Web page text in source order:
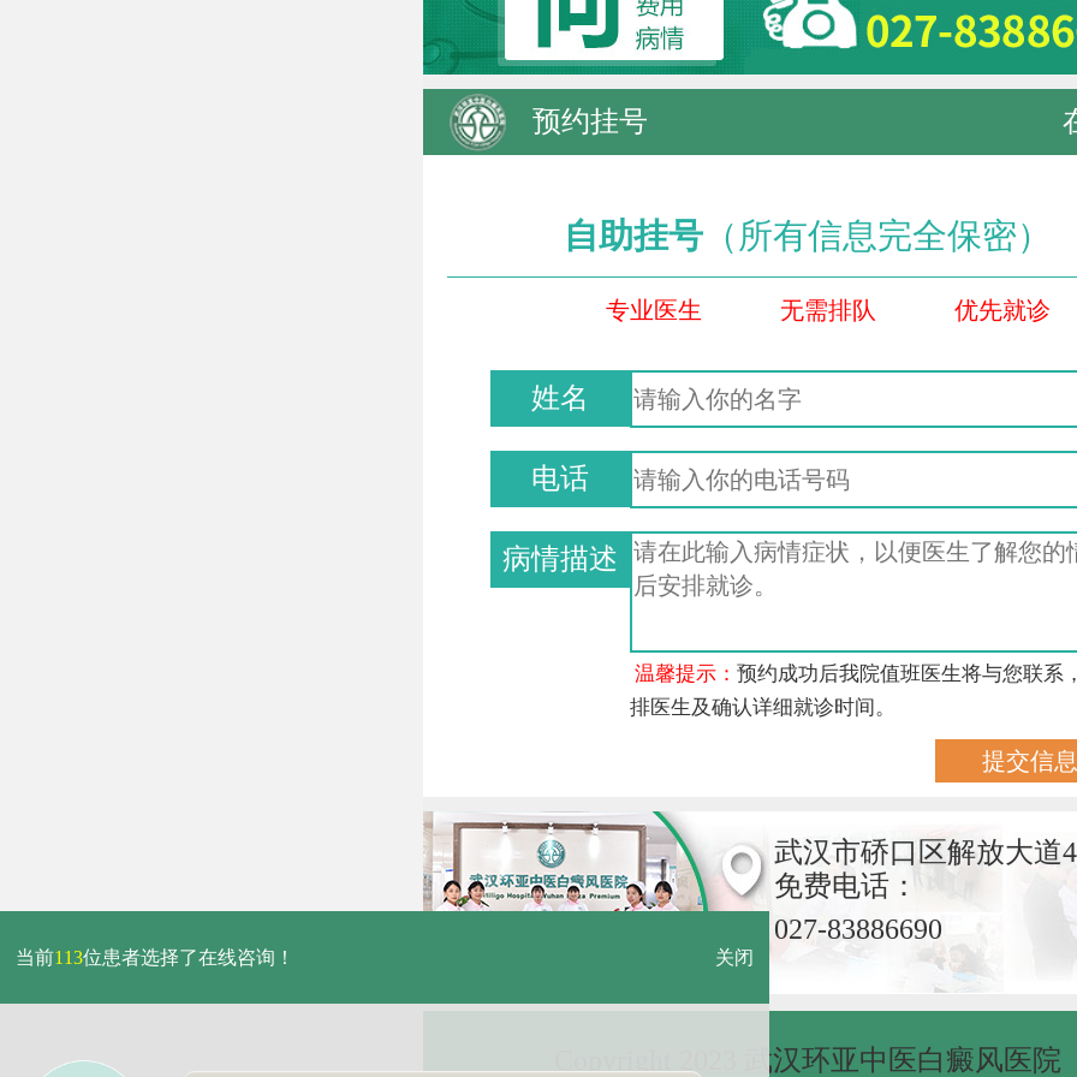
预约挂号
自助挂号 （所有信息完全保密）
专业医生 无需排队 优先就诊
姓名
电话
病情描述
温馨提示：预约成功后我院值班医生将与您联系
排医生及确认详细就诊时间。
武汉市硚口区解放大道
免费电话：
027-83886690
Copyright 2023 武汉环亚中医白癜风医院
当前113位患者选择了在线咨询！ 关闭